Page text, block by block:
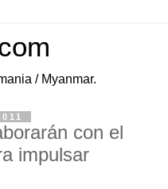
/ Myanmar.
con el
impulsar